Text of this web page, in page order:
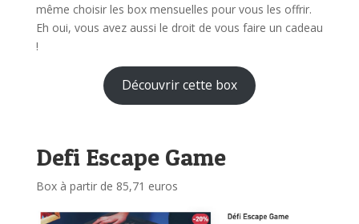
même choisir les box mensuelles pour vous les offrir.
Eh oui, vous avez aussi le droit de vous faire un cadeau
!
Découvrir cette box
Defi Escape Game
Box à partir de 85,71 euros